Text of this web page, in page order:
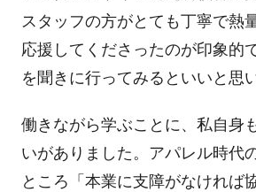
スタッフの方がとても丁寧で熱
応援してくださったのが印象的
を聞きに行ってみるといいと思
働きながら学ぶことに、私自身
いがありました。アパレル時代
ところ「本業に支障がなければ